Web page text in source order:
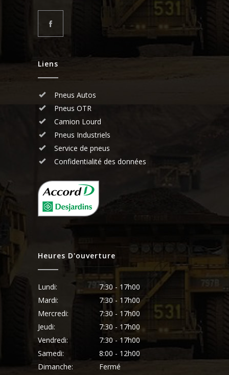
Liens
Pneus Autos
Pneus OTR
Camion Lourd
Pneus Industriels
Service de pneus
Confidentialité des données
Heures D'ouverture
Lundi:
7:30 - 17h00
Mardi:
7:30 - 17h00
Mercredi:
7:30 - 17h00
Jeudi:
7:30 - 17h00
Vendredi:
7:30 - 17h00
Samedi:
8:00 - 12h00
Dimanche:
Fermé